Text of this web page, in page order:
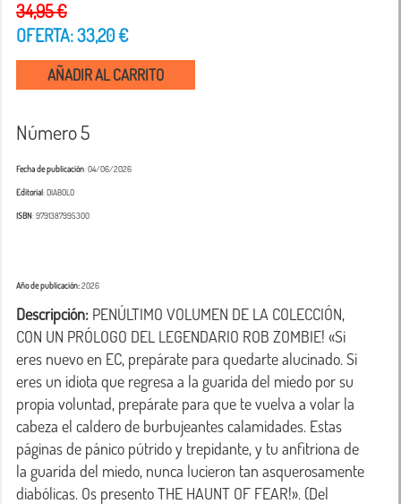
34,95 €
OFERTA: 33,20 €
AÑADIR AL CARRITO
Número 5
Fecha de publicación: 04/06/2026
Editorial: DIABOLO
ISBN: 9791387995300
Año de publicación:2026
Descripción: PENÚLTIMO VOLUMEN DE LA COLECCIÓN,
CON UN PRÓLOGO DEL LEGENDARIO ROB ZOMBIE! «Si
eres nuevo en EC, prepárate para quedarte alucinado. Si
eres un idiota que regresa a la guarida del miedo por su
propia voluntad, prepárate para que te vuelva a volar la
cabeza el caldero de burbujeantes calamidades. Estas
páginas de pánico pútrido y trepidante, y tu anfitriona de
la guarida del miedo, nunca lucieron tan asquerosamente
diabólicas. Os presento THE HAUNT OF FEAR!». (Del